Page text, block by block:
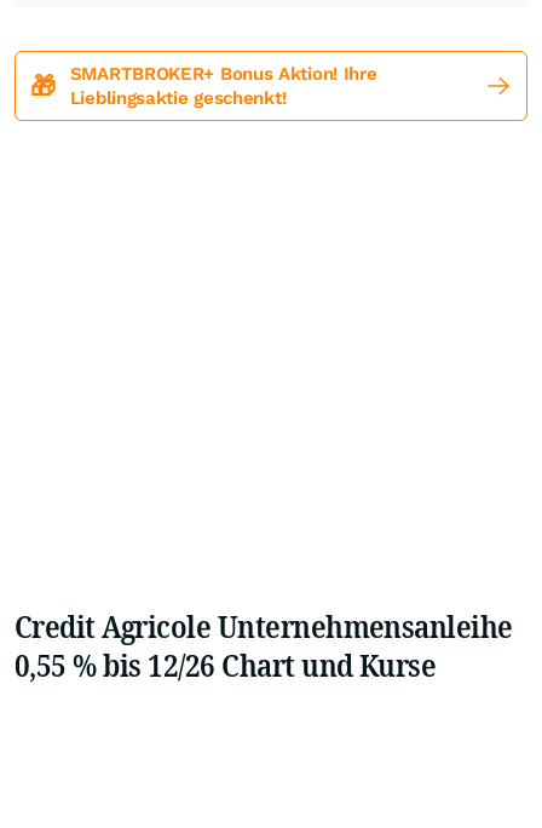
🎁
SMARTBROKER+ Bonus Aktion! Ihre
Lieblingsaktie geschenkt!
Credit Agricole Unternehmensanleihe
0,55 % bis 12/26 Chart und Kurse